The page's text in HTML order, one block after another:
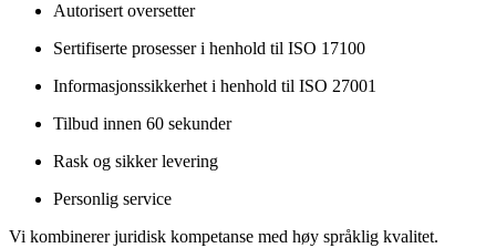
Autorisert oversetter
Sertifiserte prosesser i henhold til ISO 17100
Informasjonssikkerhet i henhold til ISO 27001
Tilbud innen 60 sekunder
Rask og sikker levering
Personlig service
Vi kombinerer juridisk kompetanse med høy språklig kvalitet.